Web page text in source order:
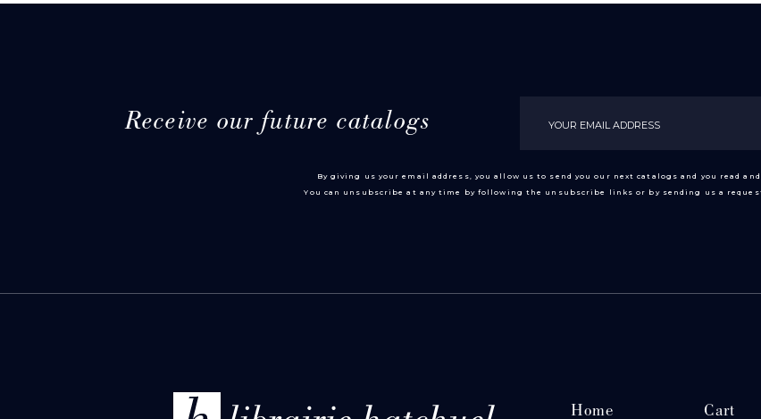
Receive our future catalogs
By giving us your email address, you allow us to send you our next catalogs and you read
You can unsubscribe at any time by following the unsubscribe links or by sending us a
Home Cart